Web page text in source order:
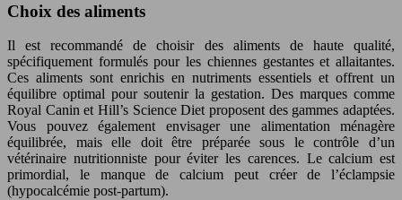
Choix des aliments
Il est recommandé de choisir des aliments de haute qualité,
spécifiquement formulés pour les chiennes gestantes et allaitantes.
Ces aliments sont enrichis en nutriments essentiels et offrent un
équilibre optimal pour soutenir la gestation. Des marques comme
Royal Canin et Hill’s Science Diet proposent des gammes adaptées.
Vous pouvez également envisager une alimentation ménagère
équilibrée, mais elle doit être préparée sous le contrôle d’un
vétérinaire nutritionniste pour éviter les carences. Le calcium est
primordial, le manque de calcium peut créer de l’éclampsie
(hypocalcémie post-partum).